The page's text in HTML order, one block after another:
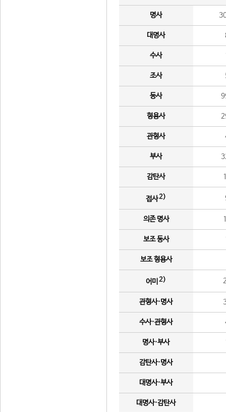
명사
대명사
수사
조사
동사
형용사
관형사
부사
감탄사
접사2)
의존 명사
보조 동사
보조 형용사
어미 2)
관형사·명사
수사·관형사
명사·부사
감탄사·명사
대명사·부사
대명사·감탄사